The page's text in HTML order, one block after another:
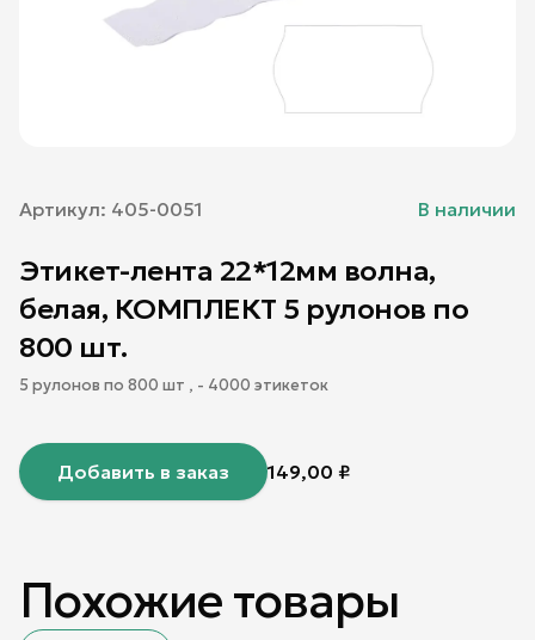
Артикул: 405-0051 В наличии
Этикет-лента 22*12мм волна,
белая, КОМПЛЕКТ 5 рулонов по
800 шт.
5 рулонов по 800 шт , - 4000 этикеток
Добавить в заказ 149,00 ₽
Похожие товары